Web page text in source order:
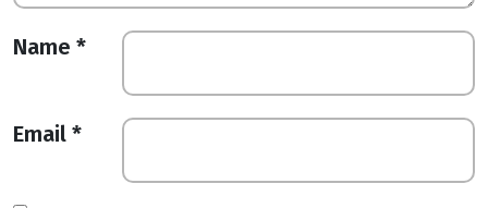
Name *
Email *